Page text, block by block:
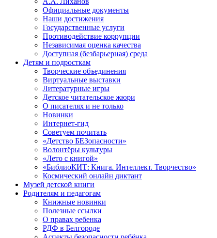
Официальные документы
Наши достижения
Государственные услуги
Противодействие коррупции
Независимая оценка качества
Доступная (безбарьерная) среда
Детям и подросткам
Творческие объединения
Виртуальные выставки
Литературные игры
Детское читательское жюри
О писателях и не только
Новинки
Интернет-гид
Советуем почитать
«Детство БЕЗопасности»
Волонтёры культуры
«Лето с книгой»
«БиблиоКИТ: Книга. Интеллект. Творчество»
Космический онлайн диктант
Музей детской книги
Родителям и педагогам
Книжные новинки
Полезные ссылки
О правах ребенка
РДФ в Белгороде